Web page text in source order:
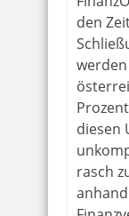
den
diesen
rasch